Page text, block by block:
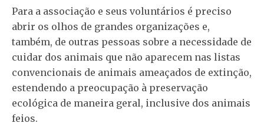
Para a associação e seus voluntários é preciso
abrir os olhos de grandes organizações e,
também, de outras pessoas sobre a necessidade de
cuidar dos animais que não aparecem nas listas
convencionais de animais ameaçados de extinção,
estendendo a preocupação à preservação
ecológica de maneira geral, inclusive dos animais
feios.